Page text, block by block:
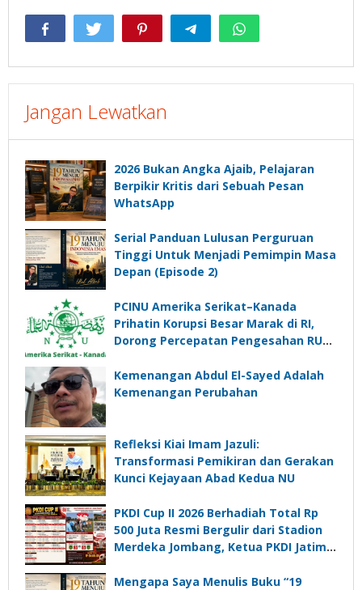
Jangan Lewatkan
2026 Bukan Angka Ajaib, Pelajaran
Berpikir Kritis dari Sebuah Pesan
WhatsApp
Serial Panduan Lulusan Perguruan
Tinggi Untuk Menjadi Pemimpin Masa
Depan (Episode 2)
PCINU Amerika Serikat–Kanada
Prihatin Korupsi Besar Marak di RI,
Dorong Percepatan Pengesahan RUU
Kemenangan Abdul El-Sayed Adalah
Kemenangan Perubahan
Refleksi Kiai Imam Jazuli:
Transformasi Pemikiran dan Gerakan
Kunci Kejayaan Abad Kedua NU
PKDI Cup II 2026 Berhadiah Total Rp
500 Juta Resmi Bergulir dari Stadion
Merdeka Jombang, Ketua PKDI Jatim:
Komunikasi Kades untuk Memajukan
Mengapa Saya Menulis Buku “19